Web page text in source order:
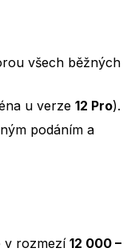
všech běžných
u verze 12 Pro).
podáním a
v rozmezí12 000 –